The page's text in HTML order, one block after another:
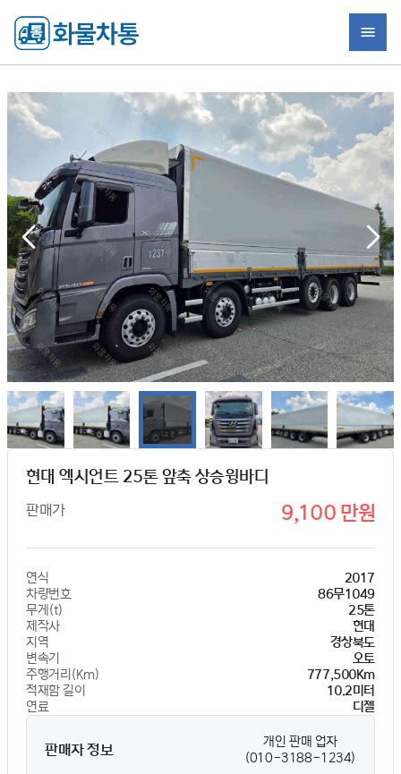
현대 엑시언트 25톤 앞축 상승윙바디
판매가 9,100 만원
연식
2017
차량번호
86무1049
무게(t)
25톤
제작사
현대
지역
경상북도
변속기
오토
주행거리(Km)
777,500Km
적재함 길이
10.2미터
연료
디젤
판매자 정보
개인 판매 업자
(010-3188-1234)